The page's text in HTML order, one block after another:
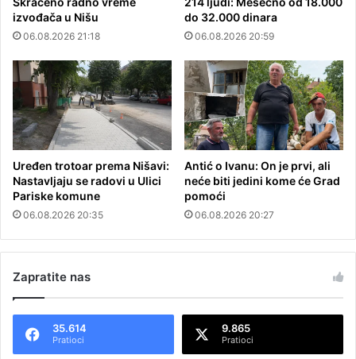
izvođača u Nišu
06.08.2026 21:18
do 32.000 dinara
06.08.2026 20:59
Uređen trotoar prema Nišavi:
Nastavljaju se radovi u Ulici
Pariske komune
06.08.2026 20:35
Antić o Ivanu: On je prvi, ali
neće biti jedini kome će Grad
pomoći
06.08.2026 20:27
Zapratite nas
35.614
Pratioci
9.865
Pratioci